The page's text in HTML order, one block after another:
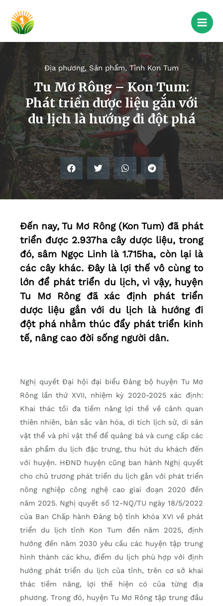
Địa phương,Sản phẩm,Tỉnh Kon Tum
Tu Mơ Rông – Kon Tum:
Phát triển dược liệu gắn với
du lịch là hướng đi đột phá
Đến nay, Tu Mơ Rông (Kon Tum) đã phát
triển được 2.937ha cây dược liệu, trong
đó, sâm Ngọc Linh là 1.715ha, còn lại là
các cây khác. Đây là lợi thế vô cùng to
lớn để phát triển du lịch, vì vậy, huyện
Tu Mơ Rông đã xác định phát triển
dược liệu gắn với du lịch là hướng đi
đột phá nhằm thúc đẩy phát triển kinh
tế, nâng cao đời sống người dân.
Nghị quyết Đại hội đại biểu Đảng bộ huyện Tu Mơ
Rông lần thứ XVII, nhiệm kỳ 2020-2025 xác định:
Khai thác tối đa tiềm năng lợi thế về cảnh quan
thiên nhiên, bản sắc văn hóa, di tích lịch sử, di sản
vật thể và phi vật thể để quảng bá và cung cấp các
sản phẩm du lịch đặc trưng, thu hút du khách đến
với huyện. HĐND huyện cũng ban hành Nghị quyết
cho chủ trương phát triển du lịch gắn với phát triển
nông nghiệp công nghệ cao giai đoạn 2020 đến
năm 2025. Nghị quyết số 12-NQ/TU ngày 18/5/2022
của Ban Chấp hành Đảng bộ tỉnh khóa XVI về phát
triển du lịch tỉnh Kon Tum đến năm 2025, định
hướng đến năm 2030 yêu cầu các huyện tập trung
hình thành các khu, điểm du lịch phù hợp với định
hướng phát triển du lịch của tỉnh, trên cơ sở khai
thác tiềm năng, lợi thế hiện có của từng địa
phương. Trong đó, huyện Tu Mơ Rông tập trung đầu